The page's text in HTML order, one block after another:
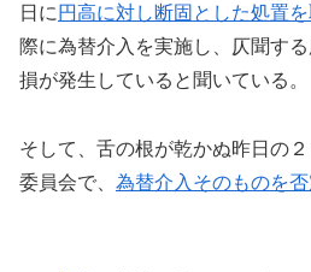
日に 円高に対し断固とした処置を
際に為替介入を実施し、仄聞す
損が発生していると聞いている。
そして、舌の根が乾かぬ昨日の
委員会で、 為替介入そのものを否